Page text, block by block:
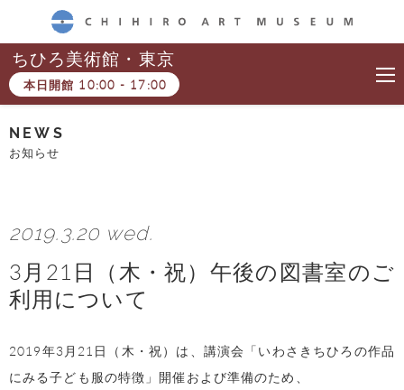
CHIHIRO ART MUSEUM
ちひろ美術館・東京
本日開館 10:00 - 17:00
NEWS
お知らせ
2019.3.20 wed.
3月21日（木・祝）午後の図書室のご
利用について
2019年3月21日（木・祝）は、講演会「いわさきちひろの作品
にみる子ども服の特徴」開催および準備のため、